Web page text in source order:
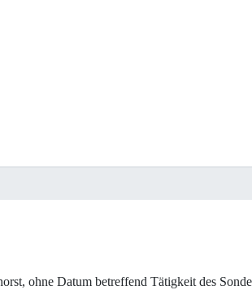
ohne Datum betreffend Tätigkeit des